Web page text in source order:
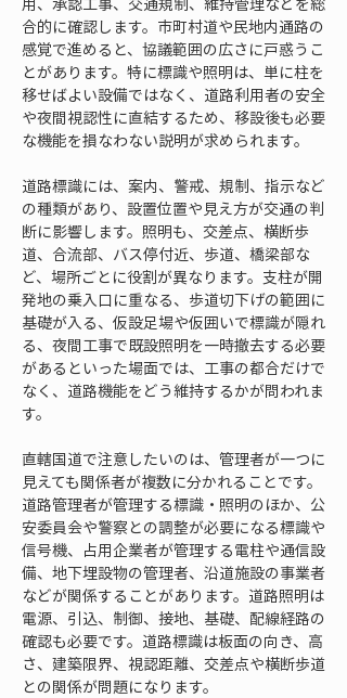
合的に確認します。市町村道や民地内通路の
感覚で進めると、協議範囲の広さに戸惑うこ
とがあります。特に標識や照明は、単に柱を
移せばよい設備ではなく、道路利用者の安全
や夜間視認性に直結するため、移設後も必要
な機能を損なわない説明が求められます。
道路標識には、案内、警戒、規制、指示など
の種類があり、設置位置や見え方が交通の判
断に影響します。照明も、交差点、横断歩
道、合流部、バス停付近、歩道、橋梁部な
ど、場所ごとに役割が異なります。支柱が開
発地の乗入口に重なる、歩道切下げの範囲に
基礎が入る、仮設足場や仮囲いで標識が隠れ
る、夜間工事で既設照明を一時撤去する必要
があるといった場面では、工事の都合だけで
なく、道路機能をどう維持するかが問われま
す。
直轄国道で注意したいのは、管理者が一つに
見えても関係者が複数に分かれることです。
道路管理者が管理する標識・照明のほか、公
安委員会や警察との調整が必要になる標識や
信号機、占用企業者が管理する電柱や通信設
備、地下埋設物の管理者、沿道施設の事業者
などが関係することがあります。道路照明は
電源、引込、制御、接地、基礎、配線経路の
確認も必要です。道路標識は板面の向き、高
さ、建築限界、視認距離、交差点や横断歩道
との関係が問題になります。